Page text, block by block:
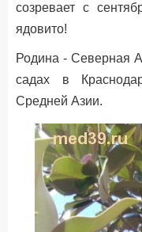
созревает с
ядовито!
Родина - Северная
садах в
Средней Азии.